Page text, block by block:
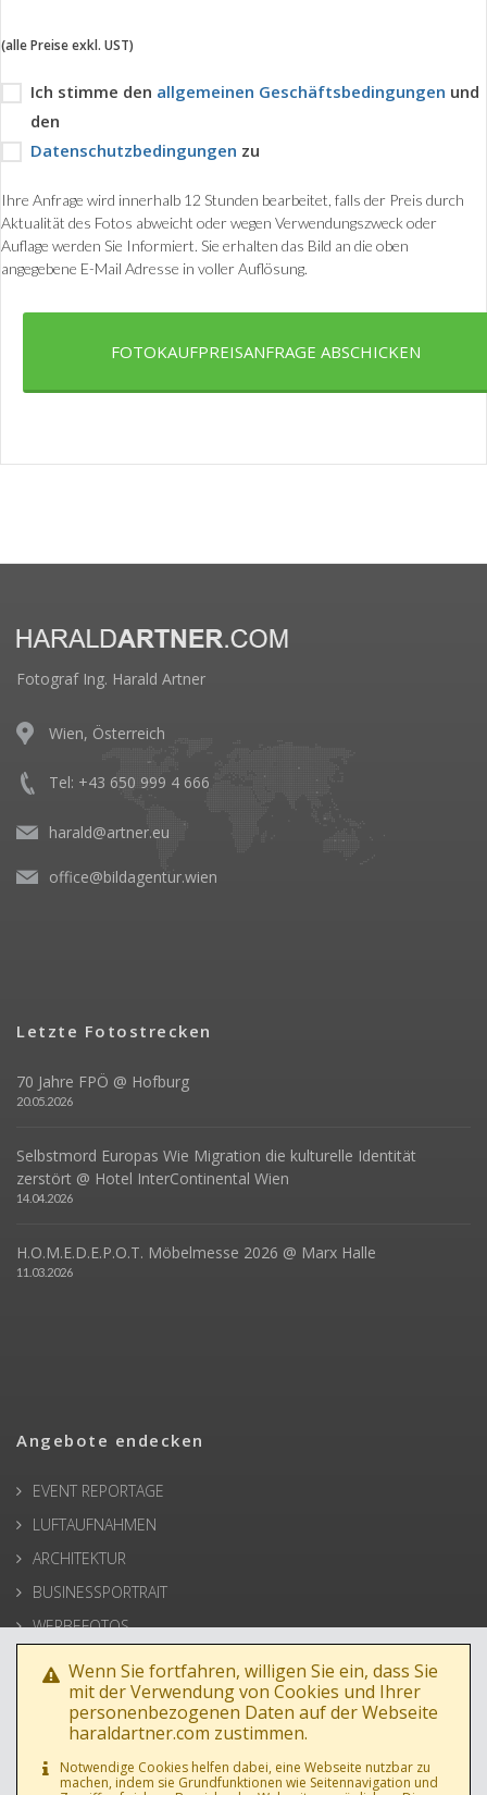
(alle Preise exkl. UST)
Ich stimme den allgemeinen Geschäftsbedingungen und
den
Datenschutzbedingungen zu
Ihre Anfrage wird innerhalb 12 Stunden bearbeitet, falls der Preis durch
Aktualität des Fotos abweicht oder wegen Verwendungszweck oder
Auflage werden Sie Informiert. Sie erhalten das Bild an die oben
angegebene E-Mail Adresse in voller Auflösung.
FOTOKAUFPREISANFRAGE ABSCHICKEN
Fotograf Ing. Harald Artner
Wien, Österreich
Tel: +43 650 999 4 666
harald@artner.eu
office@bildagentur.wien
Letzte Fotostrecken
70 Jahre FPÖ @ Hofburg
20.05.2026
Selbstmord Europas Wie Migration die kulturelle Identität
zerstört @ Hotel InterContinental Wien
14.04.2026
H.O.M.E.D.E.P.O.T. Möbelmesse 2026 @ Marx Halle
11.03.2026
Angebote endecken
EVENT REPORTAGE
LUFTAUFNAHMEN
ARCHITEKTUR
BUSINESSPORTRAIT
WERBEFOTOS
HOCHZEIT
PRESSE
Wenn Sie fortfahren, willigen Sie ein, dass Sie
mit der Verwendung von Cookies und Ihrer
personenbezogenen Daten auf der Webseite
haraldartner.com zustimmen.
Notwendige Cookies helfen dabei, eine Webseite nutzbar zu
machen, indem sie Grundfunktionen wie Seitennavigation und